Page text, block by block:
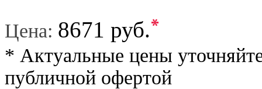
Цена: 8671 руб.*
* Актуальные цены
публичной офертой